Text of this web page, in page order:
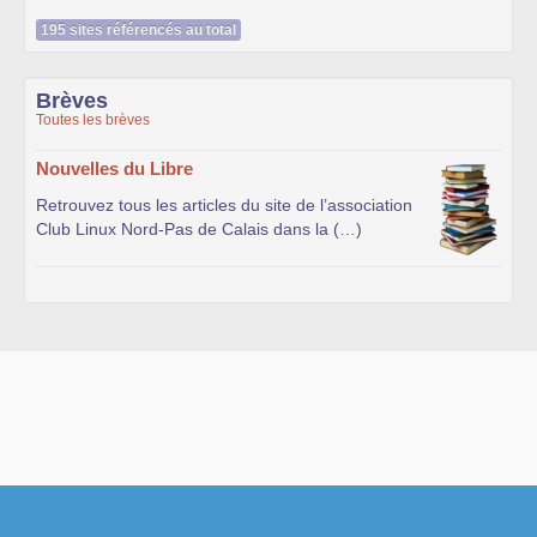
195 sites référencés au total
Brèves
Toutes les brèves
Nouvelles du Libre
Retrouvez tous les articles du site de l’association
Club Linux Nord-Pas de Calais dans la (…)